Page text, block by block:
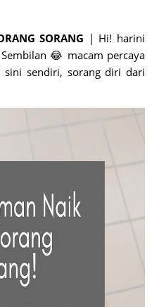
SORANG | Hi! harini
😂 macam percaya
sini sendiri, sorang diri dari